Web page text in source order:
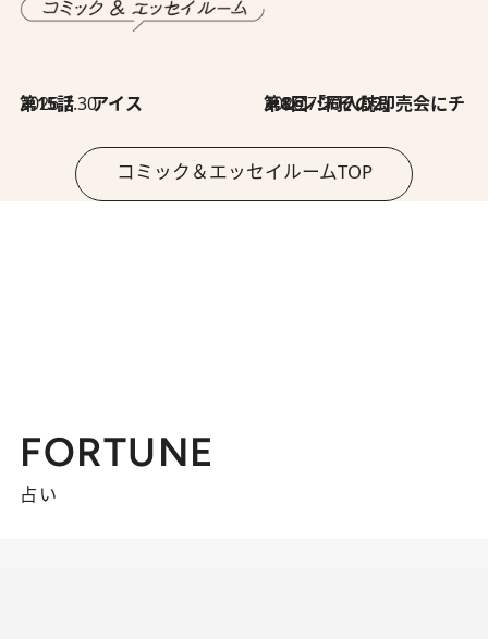
2026.7.30
第15話 アイス 2026.7.30
第8回「同人誌即売会にチャレンジ その2」
コミック＆エッセイルームTOP
FORTUNE
占い